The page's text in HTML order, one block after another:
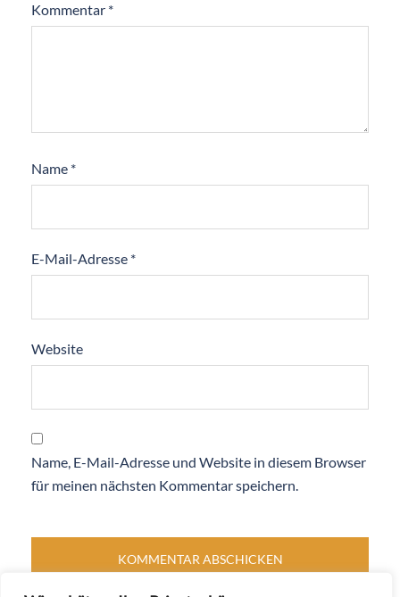
Kommentar *
Name *
E-Mail-Adresse *
Website
Name, E-Mail-Adresse und Website in diesem Browser
für meinen nächsten Kommentar speichern.